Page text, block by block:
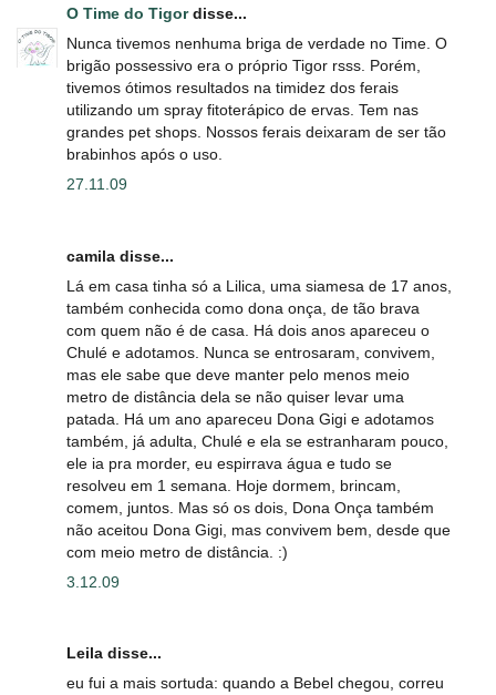
O Time do Tigordisse...
Nunca tivemos nenhuma briga de verdade no Time. O
brigão possessivo era o próprio Tigor rsss. Porém,
tivemos ótimos resultados na timidez dos ferais
utilizando um spray fitoterápico de ervas. Tem nas
grandes pet shops. Nossos ferais deixaram de ser tão
brabinhos após o uso.
27.11.09
camila disse...
Lá em casa tinha só a Lilica, uma siamesa de 17 anos,
também conhecida como dona onça, de tão brava
com quem não é de casa. Há dois anos apareceu o
Chulé e adotamos. Nunca se entrosaram, convivem,
mas ele sabe que deve manter pelo menos meio
metro de distância dela se não quiser levar uma
patada. Há um ano apareceu Dona Gigi e adotamos
também, já adulta, Chulé e ela se estranharam pouco,
ele ia pra morder, eu espirrava água e tudo se
resolveu em 1 semana. Hoje dormem, brincam,
comem, juntos. Mas só os dois, Dona Onça também
não aceitou Dona Gigi, mas convivem bem, desde que
com meio metro de distância. :)
3.12.09
Leila disse...
eu fui a mais sortuda: quando a Bebel chegou, correu